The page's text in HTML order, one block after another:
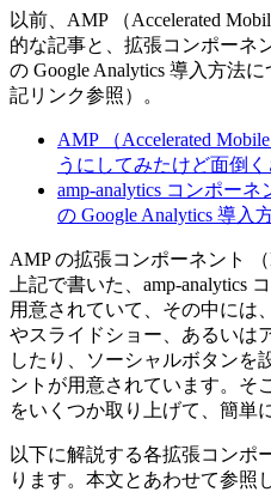
以前、AMP （Accelerated
的な記事と、拡張コンポーネ
の Google Analytics 導入方法
記リンク参照）。
AMP （Accelerated
うにしてみたけど面倒
amp-analytics コンポー
の Google Analytics 導入
AMP の拡張コンポーネント （
上記で書いた、amp-analytics
用意されていて、その中には
やスライドショー、あるいは
したり、ソーシャルボタンを
ントが用意されています。そ
をいくつか取り上げて、簡単
以下に解説する各拡張コンポ
ります。本文とあわせて参照